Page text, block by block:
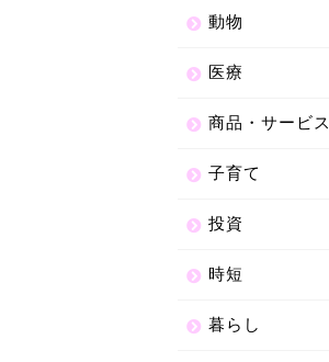
動物
医療
商品・サービス
子育て
投資
時短
暮らし